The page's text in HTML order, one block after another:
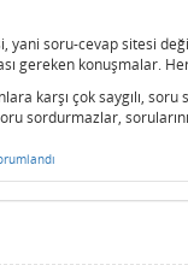
yani soru-cevap sitesi
gereken konuşmalar.
karşı çok saygılı,
sordurmazlar,